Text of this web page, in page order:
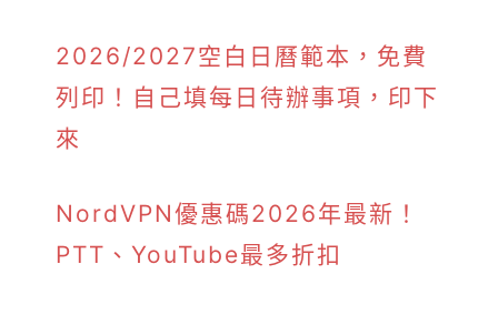
2026/2027空白日曆範本，免費
列印！自己填每日待辦事項，印下
來
NordVPN優惠碼2026年最新！
PTT、YouTube最多折扣